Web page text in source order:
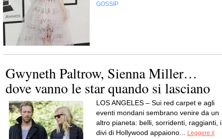
GOSSIP
Gwyneth Paltrow, Sienna Miller…
dove vanno le star quando si lasciano
LOS ANGELES – Sui red carpet e agli
eventi mondani sembrano venire da un
altro pianeta: belli, sorridenti, raggianti, i
divi di Hollywood appaiono...
Leggere il